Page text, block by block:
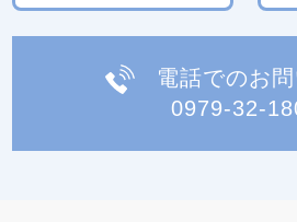
電話でのお
0979-32-